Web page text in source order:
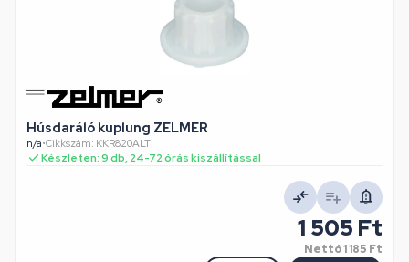
Húsdaráló kuplung ZELMER
n/a•Cikkszám: KKR820ALT
Készleten: 9 db, 24-72 órás kiszállítással
1 505 Ft
Nettó1 185 Ft